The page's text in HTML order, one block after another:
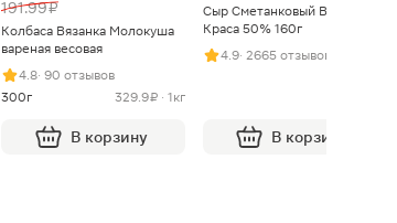
191.99 ₽
Колбаса Вязанка Молокуша
вареная весовая
4.8· 90 отзывов
300г
329.9 ₽ · 1кг
В корзину
Сыр Сметанковый Варвара
Краса 50% 160г
4.9· 2665 отзывов
В корзину